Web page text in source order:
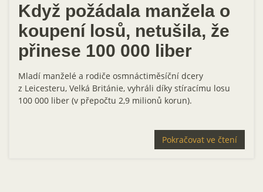
Když požádala manžela o
koupení losů, netušila, že
přinese 100 000 liber
Mladí manželé a rodiče osmnáctiměsíční dcery
z Leicesteru, Velká Británie, vyhráli díky stíracímu losu
100 000 liber (v přepočtu 2,9 milionů korun).
Pokračovat ve čtení